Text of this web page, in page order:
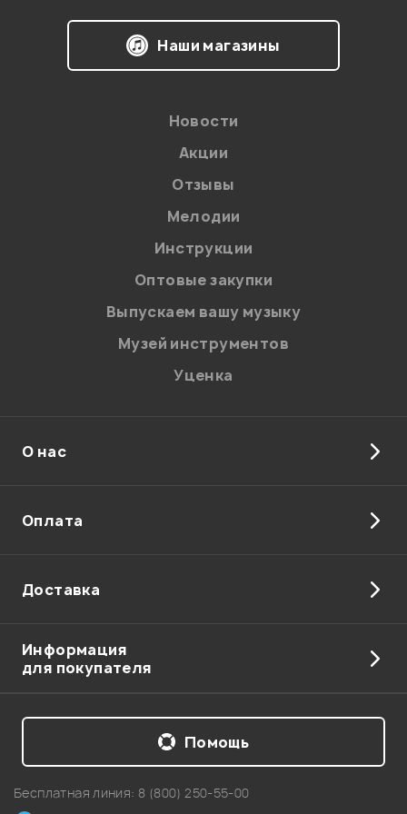
на обработку персональных данных в
Политикой в отношении обработки
персональных данных.
Введите проверочное число:
Отправить
Наши магазины
Новости
Акции
Отзывы
Мелодии
Инструкции
Оптовые закупки
Выпускаем вашу музыку
Музей инструментов
Уценка
О нас
Оплата
Доставка
Информация
для покупателя
Бесплатная линия: 8 (800) 250-55-00
Помощь